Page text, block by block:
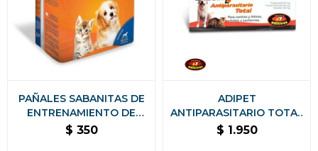
PAÑALES SABANITAS DE
ENTRENAMIENTO DE
MASCOTAS CAPITAS 10
$ 350
ADIPET
ANTIPARASITARIO TOTAL
50 COMPRIMIDOS
$ 1.950